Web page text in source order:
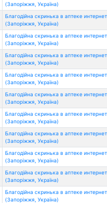
(Запоріжжя, Україна)
Благодійна скринька в аптеке
(Запоріжжя, Україна)
Благодійна скринька в аптеке
(Запоріжжя, Україна)
Благодійна скринька в аптеке
(Запоріжжя, Україна)
Благодійна скринька в аптеке
(Запоріжжя, Україна)
Благодійна скринька в аптеке
(Запоріжжя, Україна)
Благодійна скринька в аптеке
(Запоріжжя, Україна)
Благодійна скринька в аптеке
(Запоріжжя, Україна)
Благодійна скринька в аптеке
(Запоріжжя, Україна)
Благодійна скринька в аптеке
(Запоріжжя, Україна)
Благодійна скринька в аптеке
(Запоріжжя, Україна)